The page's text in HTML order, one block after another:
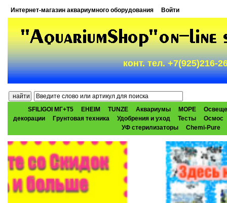
Интернет-магазин аквариумного оборудования Войти
конт. тел. +7(925)216-
SFILIGOI МГ+Т5 EHEIM TUNZE Аквариумы МОРЕ
декорации
Грунтовая техника Удобрения и уход Тесты
Осмос
УФ стерилизаторы
Chemi-Pure